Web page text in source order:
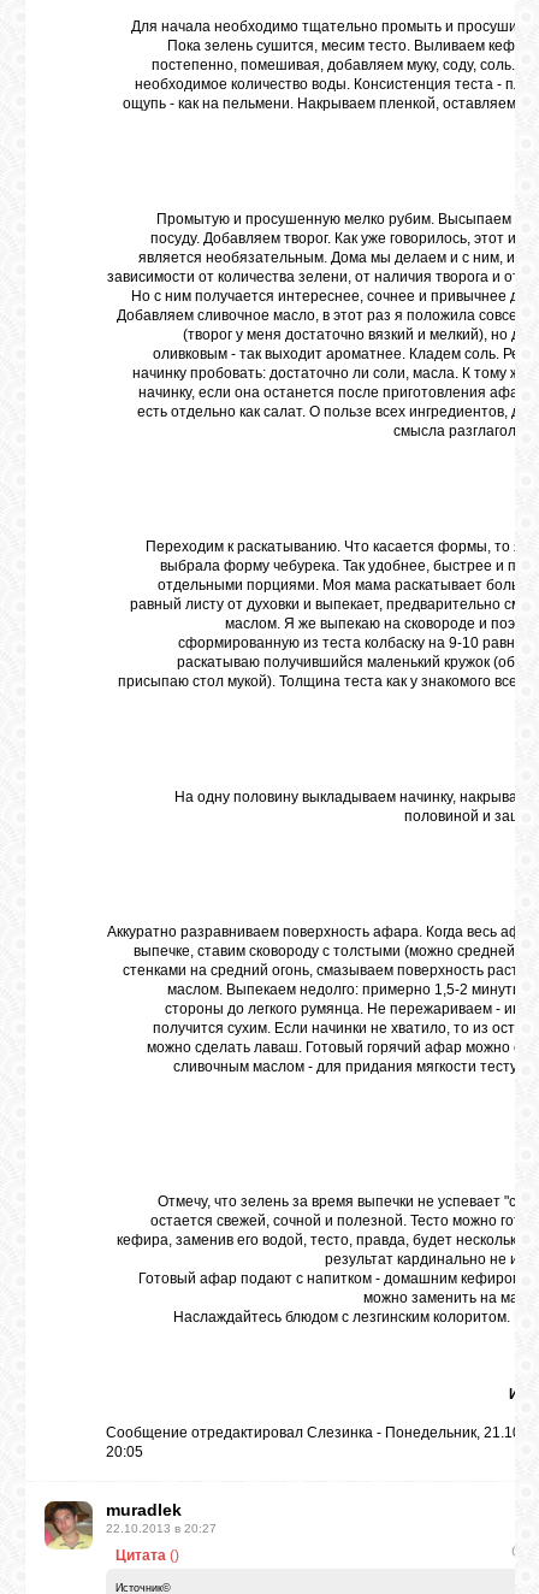
Для начала необходимо тщательно промыть и просушить
Пока зелень сушится, месим тесто. Выливаем кефир
постепенно, помешивая, добавляем муку, соду, соль.
необходимое количество воды. Консистенция теста -
ощупь - как на пельмени. Накрываем пленкой, оставляем
Промытую и просушенную мелко рубим. Высыпаем в
посуду. Добавляем творог. Как уже говорилось, этот
является необязательным. Дома мы делаем и с ним, и
зависимости от количества зелени, от наличия творога и от
Но с ним получается интереснее, сочнее и привычнее для
Добавляем сливочное масло, в этот раз я положила совсем
(творог у меня достаточно вязкий и мелкий), но
оливковым - так выходит ароматнее. Кладем соль.
начинку пробовать: достаточно ли соли, масла. К тому же,
начинку, если она останется после приготовления
есть отдельно как салат. О пользе всех ингредиентов,
смысла
Переходим к раскатыванию. Что касается формы, то я
выбрала форму чебурека. Так удобнее, быстрее и
отдельными порциями. Моя мама раскатывает
равный листу от духовки и выпекает, предварительно
маслом. Я же выпекаю на сковороде и
сформированную из теста колбаску на 9-10 равных
раскатываю получившийся маленький кружок
присыпаю стол мукой). Толщина теста как у знакомого всем
На одну половину выкладываем начинку, накрываем
половиной и
Аккуратно разравниваем поверхность афара. Когда весь афар
выпечке, ставим сковороду с толстыми (можно средней
стенками на средний огонь, смазываем поверхность
маслом. Выпекаем недолго: примерно 1,5-2 минуты с
стороны до легкого румянца. Не пережариваем -
получится сухим. Если начинки не хватило, то из
можно сделать лаваш. Готовый горячий афар можно
сливочным маслом - для придания мягкости тесту,
Отмечу, что зелень за время выпечки не успевает
остается свежей, сочной и полезной. Тесто можно
кефира, заменив его водой, тесто, правда, будет несколько
результат кардинально не
Готовый афар подают с напитком - домашним кефиром,
можно заменить на
Наслаждайтесь блюдом с лезгинским колоритом.
Сообщение отредактировал Слезинка - Понедельник,
20:05
muradlek
22.10.2013 в 20:27
Цитата ()
Источник©